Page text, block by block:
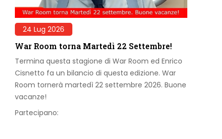
24 Lug 2026
War Room torna Martedì 22 Settembre!
Termina questa stagione di War Room ed Enrico
Cisnetto fa un bilancio di questa edizione. War
Room tornerà martedì 22 settembre 2026. Buone
vacanze!
Partecipano: